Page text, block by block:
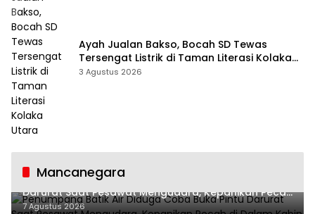
Ayah Jualan Bakso, Bocah SD Tewas
Tersengat Listrik di Taman Literasi Kolaka
Utara
3 Agustus 2026
Mancanegara
Penumpang Batik Air Diduga Coba Buka Pintu
Darurat Saat Pesawat Mengudara, Kepanikan Pecah
di Dalam Kabin
7 Agustus 2026